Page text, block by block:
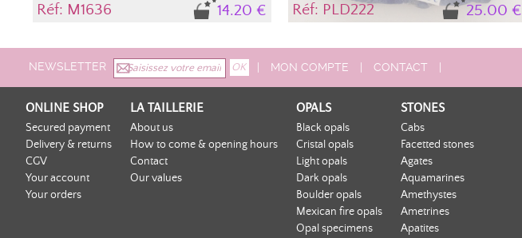
14.20 €
Réf: M1636 25.00 €
Réf: PLD222
NEWSLETTER MON COMPTE CONTACT
ONLINE SHOP
Secured payment
Delivery & returns
CGV
Your account
Your orders
LA TAILLERIE
About us
How to come & opening hours
Contact
Our values
OPALS
Black opals
Cristal opals
Light opals
Dark opals
Boulder opals
Mexican fire opals
Opal specimens
STONES
Cabs
Facetted stones
Agates
Aquamarines
Amethystes
Ametrines
Apatites